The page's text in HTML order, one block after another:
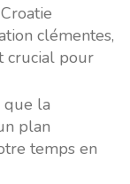
clémentes,
crucial pour
la
plan
temps en